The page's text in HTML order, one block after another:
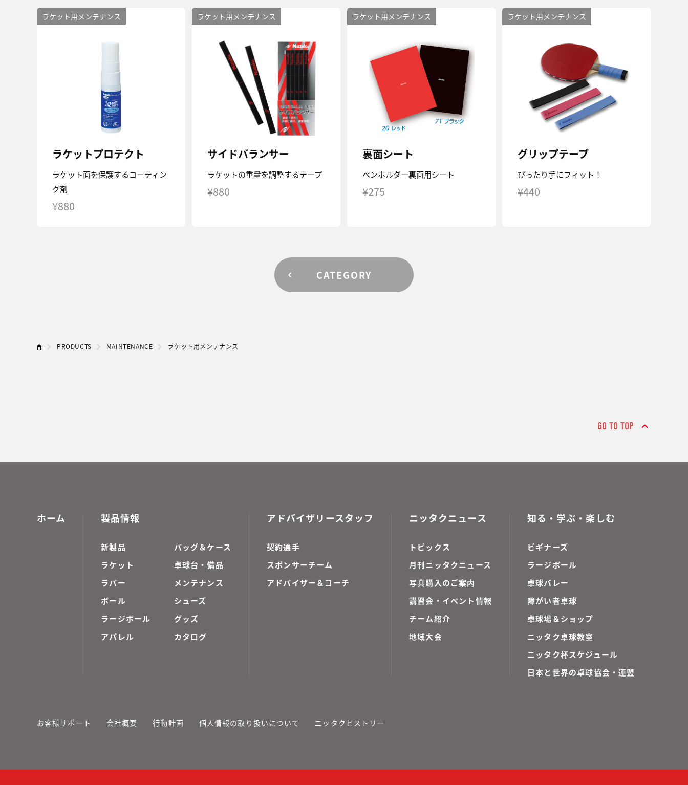
ラケット用メンテナンス
ラケットプロテクト
ラケット面を保護するコーティン
グ剤
¥880
ラケット用メンテナンス
サイドバランサー
ラケットの重量を調整するテープ
¥880
ラケット用メンテナンス
裏面シート
ペンホルダー裏面用シート
¥275
ラケット用メンテナンス
グリップテープ
ぴったり手にフィット！
¥440
CATEGORY
PRODUCTS MAINTENANCE ラケット用メンテナンス
GO TO TOP
ホーム 製品情報
新製品
バッグ＆ケース
ラケット
卓球台・備品
ラバー
メンテナンス
ボール
シューズ
ラージボール
グッズ
アパレル
カタログ
アドバイザリースタッフ
契約選手
スポンサーチーム
アドバイザー＆コーチ
ニッタクニュース
トピックス
月刊ニッタクニュース
写真購入のご案内
講習会・イベント情報
チーム紹介
地域大会
知る・学ぶ・楽しむ
ビギナーズ
ラージボール
卓球バレー
障がい者卓球
卓球場＆ショップ
ニッタク卓球教室
ニッタク杯スケジュール
日本と世界の卓球協会・連盟
お客様サポート 会社概要 行動計画 個人情報の取り扱いについて ニッタクヒストリー